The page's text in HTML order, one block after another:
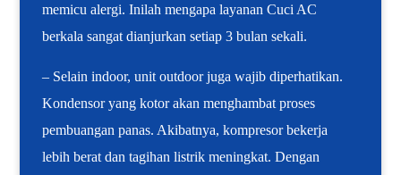
memicu alergi. Inilah mengapa layanan Cuci AC
berkala sangat dianjurkan setiap 3 bulan sekali.
– Selain indoor, unit outdoor juga wajib diperhatikan.
Kondensor yang kotor akan menghambat proses
pembuangan panas. Akibatnya, kompresor bekerja
lebih berat dan tagihan listrik meningkat. Dengan